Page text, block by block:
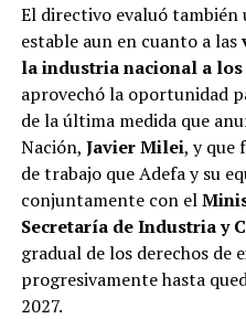
El directivo evaluó
estable aun en cuanto a las
la industria nacional a
aprovechó la oportunidad
de la última medida que
Nación, Javier Milei, y que
de trabajo que Adefa y su
conjuntamente con el
Secretaría de Industria y
gradual de los derechos de
progresivamente hasta
2027.